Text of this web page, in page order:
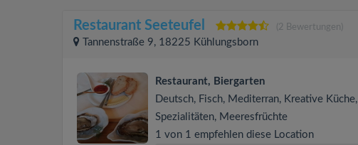
Restaurant Seeteufel (2 Bewertungen)
Tannenstraße 9, 18225 Kühlungsborn
Restaurant, Biergarten
Deutsch, Fisch, Mediterran, Kreative Küche,
Spezialitäten, Meeresfrüchte
1 von 1 empfehlen diese Location